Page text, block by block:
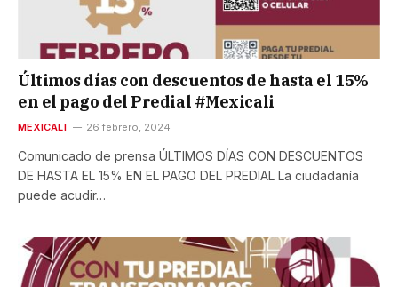
Últimos días con descuentos de hasta el 15%
en el pago del Predial #Mexicali
MEXICALI 26 febrero, 2024
Comunicado de prensa ÚLTIMOS DÍAS CON DESCUENTOS
DE HASTA EL 15% EN EL PAGO DEL PREDIAL La ciudadanía
puede acudir…